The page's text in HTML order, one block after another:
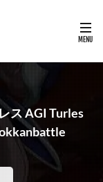
ス AGI Turles